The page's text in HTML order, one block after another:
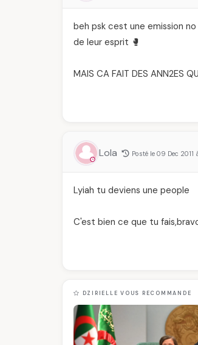
beh psk cest une emission
de leur esprit 🥊
MAIS CA FAIT DES ANN2ES
Lola Posté le 09 Dec 2011
Lyiah tu deviens une people
C'est bien ce que tu
DZIRIELLE VOUS RECOMMANDE